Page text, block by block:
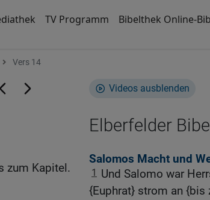
TV Programm Bibelthek Online-
Vers 14
Videos ausblenden
Elberfelder
Salomos Macht und
1
Und Salomo war
{Euphrat} strom an {bis
zum Kapitel.